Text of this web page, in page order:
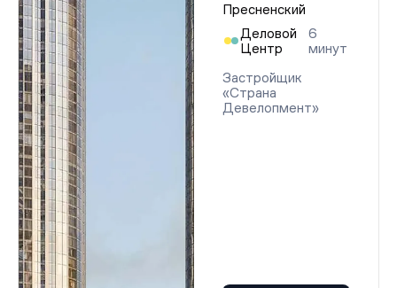
Пресненский
Деловой
Центр
6
минут
Застройщик
«Страна
Девелопмент»